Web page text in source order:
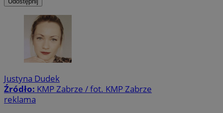
Justyna Dudek
Źródło: KMP Zabrze / fot. KMP Zabrze
reklama